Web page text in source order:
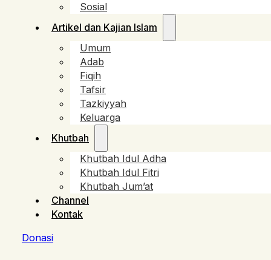
Sosial
Artikel dan Kajian Islam
Umum
Adab
Fiqih
Tafsir
Tazkiyyah
Keluarga
Khutbah
Khutbah Idul Adha
Khutbah Idul Fitri
Khutbah Jum’at
Channel
Kontak
Donasi